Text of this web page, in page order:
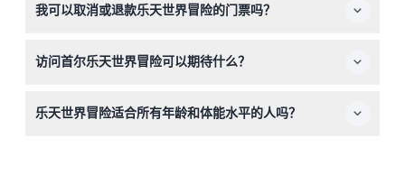
不要忘记携带您的入场券，您需要在游玩当天晚上6点前兑
我可以取消或退款乐天世界冒险的门票吗？
的行程计划。
访问首尔乐天世界冒险可以期待什么？
乐项目，观看季节性游行，逛各种商店和文化景点，一站式
乐天世界冒险适合所有年龄和体能水平的人吗？